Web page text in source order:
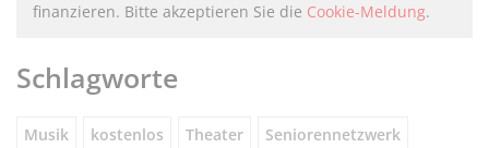
finanzieren. Bitte akzeptieren Sie die Cookie-Meldung.
Schlagworte
Musik kostenlos Theater Seniorennetzwerk